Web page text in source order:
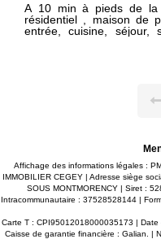
A 10 min à pieds de la
résidentiel , maison de
entrée, cuisine, séjour,
------HONORAIRES
Affichage des informations légales :
IMMOBILIER CEGEY | Adresse siège
SOUS MONTMORENCY | Siret :
Intracommunautaire : 37528528144 |
Carte T : CPI95012018000035173 |
Caisse de garantie financière : Galian. |